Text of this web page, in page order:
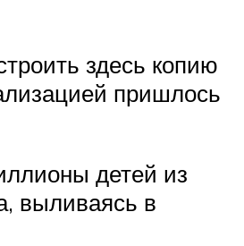
здесь копию
пришлось
детей из
выливаясь в